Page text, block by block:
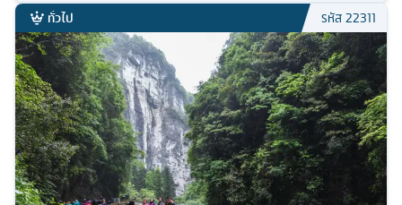
ทั่วไป รหัส22311